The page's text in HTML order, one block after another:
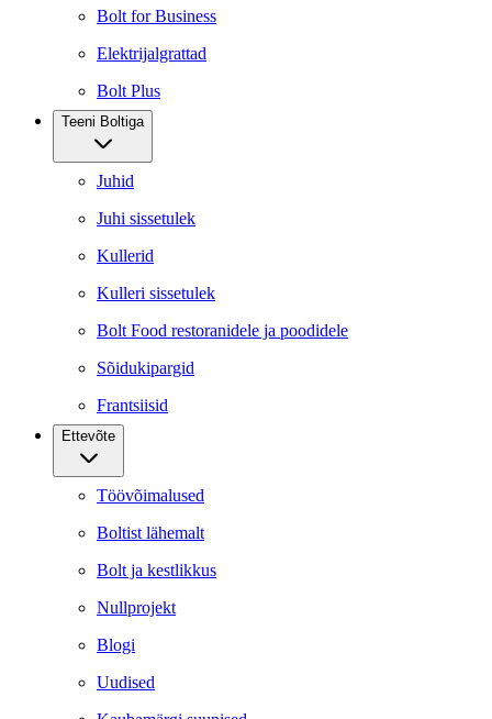
Bolt for Business
Elektrijalgrattad
Bolt Plus
Teeni Boltiga
Juhid
Juhi sissetulek
Kullerid
Kulleri sissetulek
Bolt Food restoranidele ja poodidele
Sõidukipargid
Frantsiisid
Ettevõte
Töövõimalused
Boltist lähemalt
Bolt ja kestlikkus
Nullprojekt
Blogi
Uudised